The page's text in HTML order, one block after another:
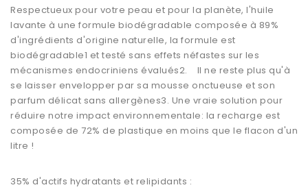
Respectueux pour votre peau et pour la planète, l'huile
lavante à une formule biodégradable composée à 89%
d'ingrédients d'origine naturelle, la formule est
biodégradable1 et testé sans effets néfastes sur les
mécanismes endocriniens évalués2. Il ne reste plus qu'à
se laisser envelopper par sa mousse onctueuse et son
parfum délicat sans allergènes3. Une vraie solution pour
réduire notre impact environnementale: la recharge est
composée de 72% de plastique en moins que le flacon d'un
litre !
35% d'actifs hydratants et relipidants :